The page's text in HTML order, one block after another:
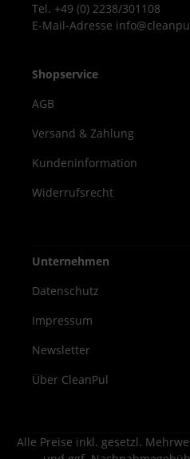
Tel. +49 (0) 2238/301108
E-Mail-Adresse
Shopservice
AGB
Versand & Zahlung
Kundeninformation
Widerrufsrecht
Unternehmen
Datenschutz
Impressum
Newsletter
Über CleanPul
Alle Preise inkl. gesetzl.